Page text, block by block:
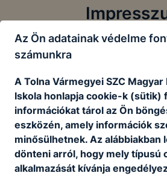
Főoldal /
Tolna Vármegyei Szakképzési
Cím: 7100, Szekszárd, Augusz
Telefon: 70/330-9320
E-mail:
Az Ön adatainak védelme
számunkra
A Tolna Vármegyei SZC
Iskola honlapja cookie-k (sütik)
információkat tárol az Ön
eszközén, amely információk
minősülhetnek. Az alábbiakban
dönteni arról, hogy mely típusú
alkalmazását kívánja